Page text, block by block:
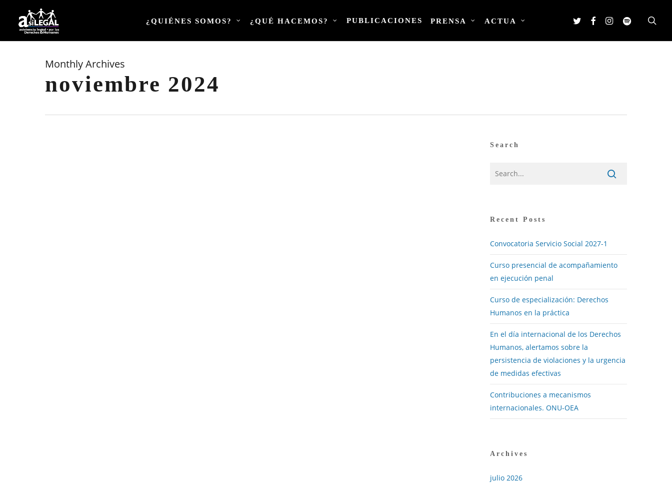
¿QUIÉNES SOMOS? ¿QUÉ HACEMOS? PUBLICACIONES PRENSA ACTUA TwitterFacebook
Instagram
Spotify
Monthly Archives
noviembre 2024
Search
Recent Posts
Convocatoria Servicio Social 2027-1
Curso presencial de acompañamiento
en ejecución penal
Curso de especialización: Derechos
Humanos en la práctica
En el día internacional de los Derechos
Humanos, alertamos sobre la
persistencia de violaciones y la urgencia
de medidas efectivas
Contribuciones a mecanismos
internacionales. ONU-OEA
Archives
julio 2026